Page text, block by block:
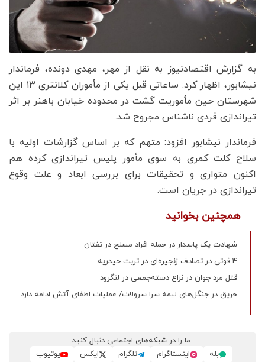
به گزارش اقتصادنیوز به نقل از مهر، مهدی دونده، فرماندار
نیشابور، اظهار کرد: ساعاتی قبل یکی از مأموران کلانتری ۱۳ این
شهرستان حین مأموریت گشت در محدوده خیابان باهنر بر اثر
تیراندازی فردی ناشناس مجروح شد.
فرماندار نیشابور افزود: متهم که بر اساس گزارشات اولیه با
سلاح کلت کمری به سوی مأمور پلیس تیراندازی کرده هم
اکنون متواری و تحقیقات برای بررسی ابعاد و علت وقوع
تیراندازی در جریان است.
همچنین بخوانید
شهادت یک پاسدار در حمله افراد مسلح در تفتان
4 فوتی در تصادف زنجیره‌ای در تربت حیدریه
قتل مرد جوان در نزاع دسته‌جمعی در لنگرود
حریق در جنگل‌های لیمه سرا سرولات/ عملیات اطفای آتش ادامه دارد
ما را در شبکه‌های اجتماعی دنبال کنید
بله
اینستاگرام تلگرام ایکس یوتیوب